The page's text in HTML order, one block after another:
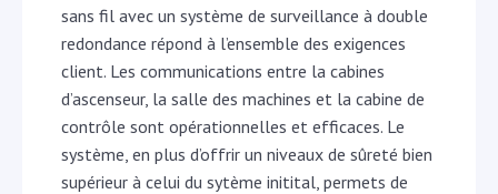
sans fil avec un système de surveillance à double
redondance répond à l’ensemble des exigences
client. Les communications entre la cabines
d’ascenseur, la salle des machines et la cabine de
contrôle sont opérationnelles et efficaces. Le
système, en plus d’offrir un niveaux de sûreté bien
supérieur à celui du sytème initital, permets de